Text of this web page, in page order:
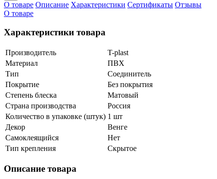
О товаре Описание Характеристики Сертификаты Отзывы
О товаре
Характеристики товара
Производитель
T-plast
Материал
ПВХ
Тип
Соединитель
Покрытие
Без покрытия
Степень блеска
Матовый
Страна производства
Россия
Количество в упаковке (штук) 1 шт
Декор
Венге
Самоклеящийся
Нет
Тип крепления
Скрытое
Описание товара